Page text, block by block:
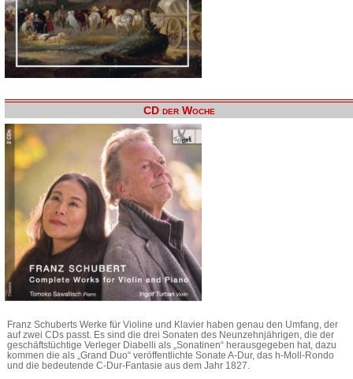
CD der Woche
Franz Schuberts Werke für Violine und Klavier haben genau den Umfang, der
auf zwei CDs passt. Es sind die drei Sonaten des Neunzehnjährigen, die der
geschäftstüchtige Verleger Diabelli als „Sonatinen“ herausgegeben hat, dazu
kommen die als „Grand Duo“ veröffentlichte Sonate A-Dur, das h-Moll-Rondo
und die bedeutende C-Dur-Fantasie aus dem Jahr 1827.